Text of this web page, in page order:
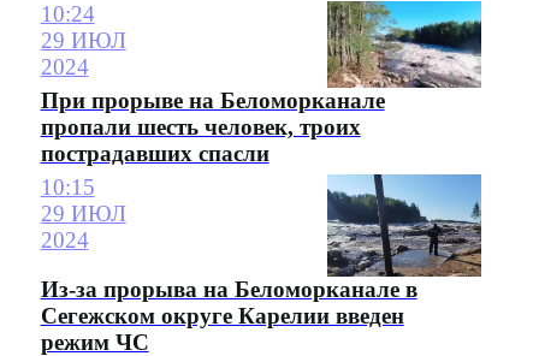
10:24
29 ИЮЛ
2024
При прорыве на Беломорканале
пропали шесть человек, троих
пострадавших спасли
10:15
29 ИЮЛ
2024
Из-за прорыва на Беломорканале в
Сегежском округе Карелии введен
режим ЧС